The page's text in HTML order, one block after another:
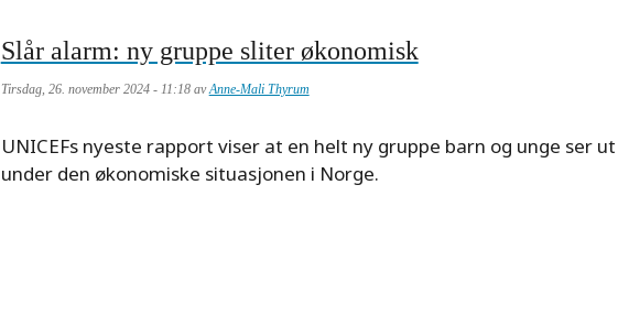
Slår alarm: ny gruppe sliter økonomisk
Tirsdag, 26. november 2024 - 11:18 avAnne-Mali Thyrum
Meta
description
UNICEFs nyeste rapport viser at en helt ny gruppe barn og unge ser
under den økonomiske situasjonen i Norge.